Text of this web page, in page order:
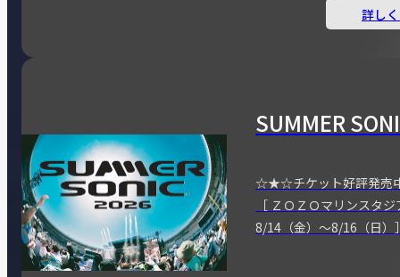
詳し
SUMMER
☆★☆チケット好評発
［ ＺＯＺＯマリンス
8/14（金）～8/16（日）